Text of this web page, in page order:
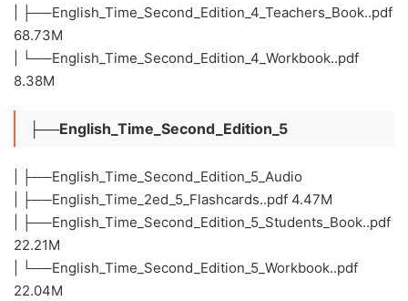
| ├──English_Time_Second_Edition_4_Teachers_Book..pdf
68.73M
| └──English_Time_Second_Edition_4_Workbook..pdf
8.38M
├──English_Time_Second_Edition_5
| ├──English_Time_Second_Edition_5_Audio
| ├──English_Time_2ed_5_Flashcards..pdf 4.47M
| ├──English_Time_Second_Edition_5_Students_Book..pdf
22.21M
| └──English_Time_Second_Edition_5_Workbook..pdf
22.04M